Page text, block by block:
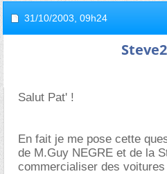
31/10/2003, 09h24
Salut Pat' !
En fait je me pose cette
de M.Guy NEGRE et de la
commercialiser des